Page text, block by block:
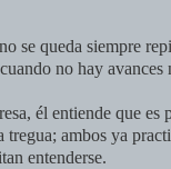
se queda siempre
no hay avances
él entiende que es
ambos ya
entenderse.